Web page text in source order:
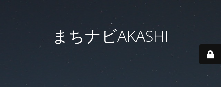
まちナビAKASHI